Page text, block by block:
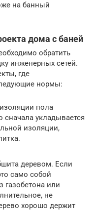
на банный
дома с баней
обратить
инженерных сетей.
где
нормы:
пола
сначала укладывается
изоляции,
деревом. Если
само собой
газобетона или
не
хорошо держит